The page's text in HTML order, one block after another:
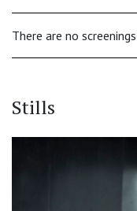
There are no
Stills